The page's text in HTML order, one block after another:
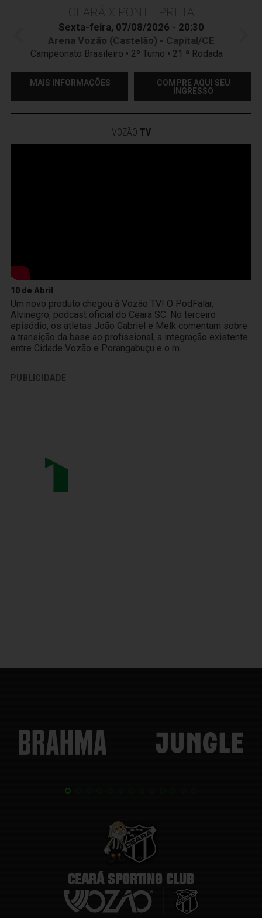
CEARÁ X PONTE PRETA
Sexta-feira, 07/08/2026 - 20:30
Arena Vozão (Castelão) - Capital/CE
Campeonato Brasileiro • 2º Turno • 21 ª Rodada
MAIS INFORMAÇÕES
COMPRE AQUI SEU
INGRESSO
VOZÃO TV
10 de Abril
Um novo produto chegou à Vozão TV! O PodFalar,
Alvinegro, podcast oficial do Ceará SC. No terceiro
episódio, os atletas João Gabriel e Melk comentam sobre
a transição da base ao profissional, a integração existente
entre Cidade Vozão e Porangabuçu e o m
PUBLICIDADE
CEARÁ SPORTING CLUB